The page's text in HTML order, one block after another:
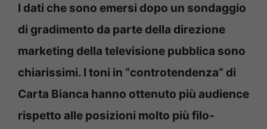
I dati che sono emersi dopo un sondaggio
di gradimento da parte della direzione
marketing della televisione pubblica sono
chiarissimi. I toni in “controtendenza” di
Carta Bianca hanno ottenuto più audience
rispetto alle posizioni molto più filo-